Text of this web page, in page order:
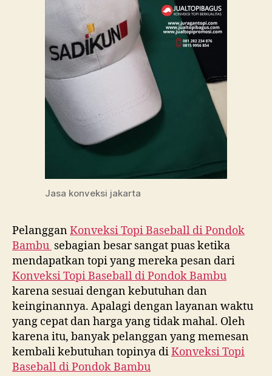
Jasa konveksi jakarta
PelangganKonveksi Topi Baseball diPondok
Bambu sebagian besar sangat puas ketika
mendapatkan topi yang mereka pesan dari
Konveksi Topi Baseball diPondok Bambu
karena sesuai dengan kebutuhan dan
keinginannya. Apalagi dengan layanan waktu
yang cepat dan harga yang tidak mahal. Oleh
karena itu, banyak pelanggan yang memesan
kembali kebutuhan topinya diKonveksi Topi
Baseball diPondok Bambu